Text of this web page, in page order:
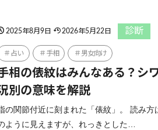
2025年8月9日 2026年5月22日 診断
占い 手相 男女向け
相の俵紋はみんなある？シ
別の意味を解説
の関節付近に刻まれた「俵紋」。 読み
ように見えますが、れっきとした…